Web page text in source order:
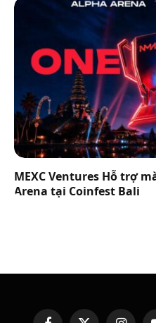
MEXC Ventures Hỗ trợ
Arena tại Coinfest Bali